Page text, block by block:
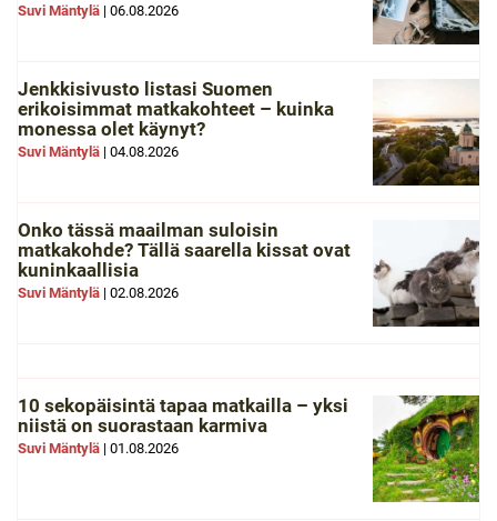
Suvi Mäntylä | 06.08.2026
Jenkkisivusto listasi Suomen
erikoisimmat matkakohteet – kuinka
monessa olet käynyt?
Suvi Mäntylä | 04.08.2026
Onko tässä maailman suloisin
matkakohde? Tällä saarella kissat ovat
kuninkaallisia
Suvi Mäntylä | 02.08.2026
10 sekopäisintä tapaa matkailla – yksi
niistä on suorastaan karmiva
Suvi Mäntylä | 01.08.2026